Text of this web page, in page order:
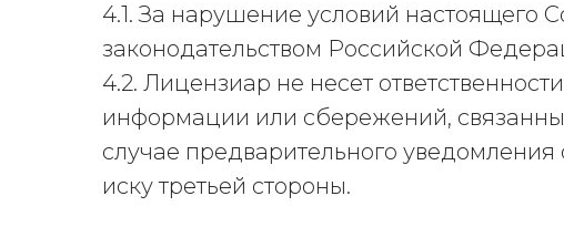
4.1. За нарушение условий настоящего
законодательством Российской
4.2. Лицензиар не несет
информации или сбережений,
случае предварительного
иску третьей стороны.